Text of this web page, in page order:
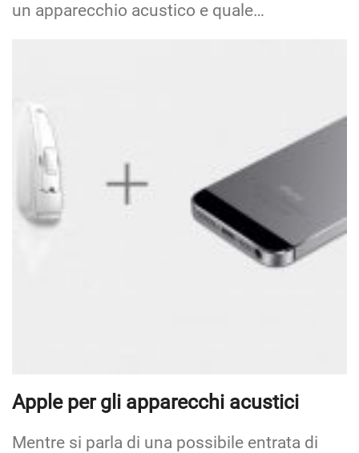
un apparecchio acustico e quale…
Apple per gli apparecchi acustici
Mentre si parla di una possibile entrata di